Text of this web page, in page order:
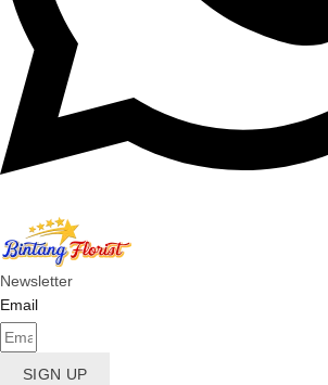
Newsletter
Email
SIGN UP